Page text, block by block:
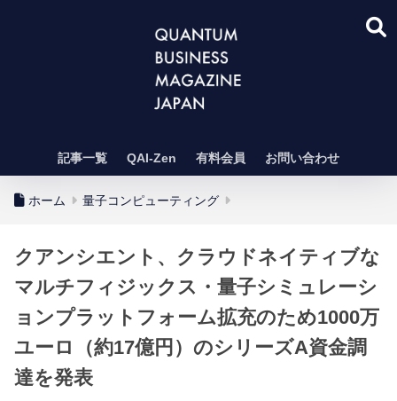
記事一覧 QAI-Zen 有料会員 お問い合わせ
ホーム 量子コンピューティング
クアンシエント、クラウドネイティブな
マルチフィジックス・量子シミュレーシ
ョンプラットフォーム拡充のため1000万
ユーロ（約17億円）のシリーズA資金調
達を発表